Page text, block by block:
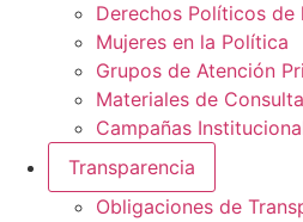
Derechos Políticos de
Mujeres en la Política
Grupos de Atención
Materiales de Consulta
Campañas
Transparencia
Obligaciones de